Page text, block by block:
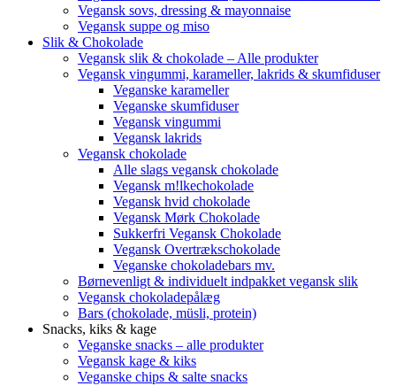
Vegansk sovs, dressing & mayonnaise
Vegansk suppe og miso
Slik & Chokolade
Vegansk slik & chokolade – Alle produkter
Vegansk vingummi, karameller, lakrids & skumfiduser
Veganske karameller
Veganske skumfiduser
Vegansk vingummi
Vegansk lakrids
Vegansk chokolade
Alle slags vegansk chokolade
Vegansk m!lkechokolade
Vegansk hvid chokolade
Vegansk Mørk Chokolade
Sukkerfri Vegansk Chokolade
Vegansk Overtrækschokolade
Veganske chokoladebars mv.
Børnevenligt & individuelt indpakket vegansk slik
Vegansk chokoladepålæg
Bars (chokolade, müsli, protein)
Snacks, kiks & kage
Veganske snacks – alle produkter
Vegansk kage & kiks
Veganske chips & salte snacks